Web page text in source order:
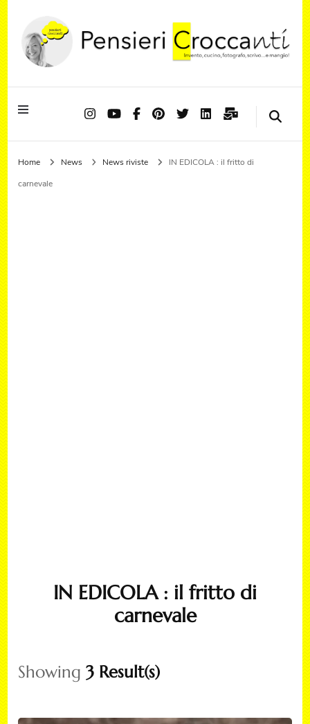
Pensieri Croccanti
Home News News riviste
IN EDICOLA : il fritto di
carnevale
IN EDICOLA : il fritto di
carnevale
Showing3 Result(s)